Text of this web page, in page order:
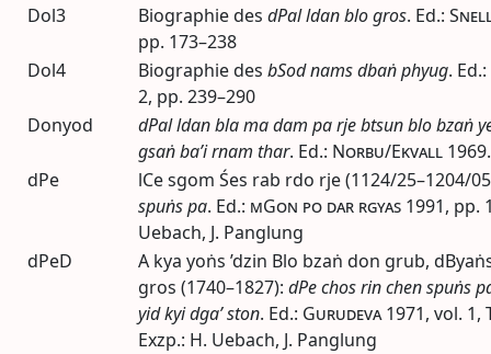
Dol3
Biographie des dPal ldan blo gros. Ed.:
pp. 173–238
Dol4
Biographie des bSod nams dbaṅ phyug. Ed.:
2, pp. 239–290
Donyod
dPal ldan bla ma dam pa rje btsun blo bzaṅ
gsaṅ ba’i rnam thar. Ed.: Norbu/Ekvall 1969
dPe
lCe sgom Śes rab rdo rje (1124/25–1204/
spuṅs pa. Ed.: mGon po dar rgyas 1991, pp.
Uebach, J. Panglung
dPeD
A kya yoṅs ’dzin Blo bzaṅ don grub,
gros (1740–1827): dPe chos rin chen spuṅs
yid kyi dga’ ston. Ed.: Gurudeva 1971, vol. 1,
Exzp.: H. Uebach, J. Panglung